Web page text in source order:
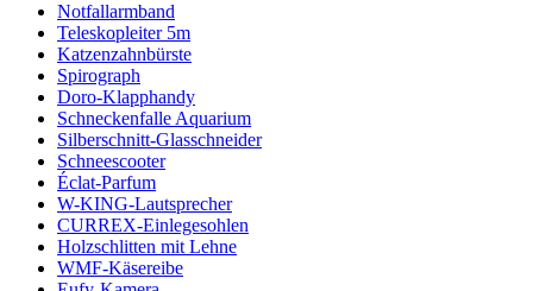
Notfallarmband
Teleskopleiter 5m
Katzenzahnbürste
Spirograph
Doro-Klapphandy
Schneckenfalle Aquarium
Silberschnitt-Glasschneider
Schneescooter
Éclat-Parfum
W-KING-Lautsprecher
CURREX-Einlegesohlen
Holzschlitten mit Lehne
WMF-Käsereibe